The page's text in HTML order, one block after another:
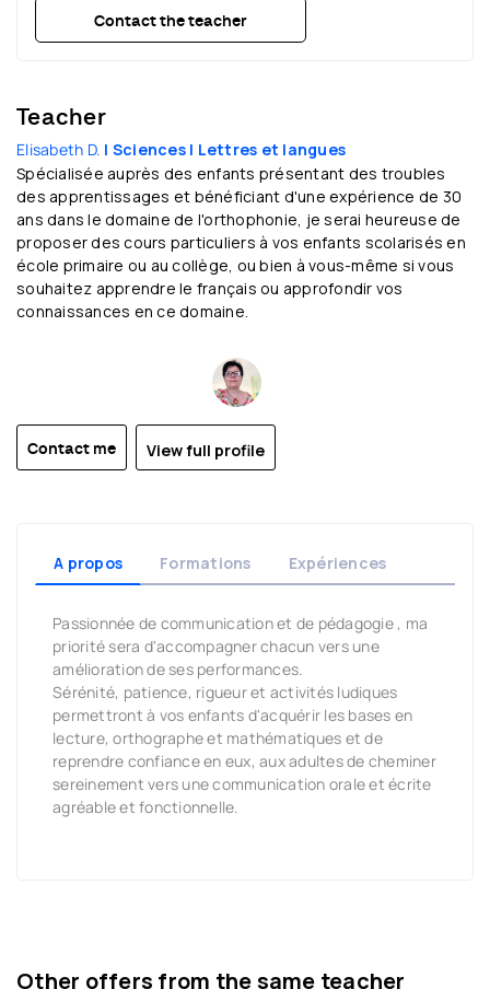
Contact the teacher
Teacher
Elisabeth D. | Sciences | Lettres et langues
Spécialisée auprès des enfants présentant des troubles
des apprentissages et bénéficiant d'une expérience de 30
ans dans le domaine de l'orthophonie, je serai heureuse de
proposer des cours particuliers à vos enfants scolarisés en
école primaire ou au collège, ou bien à vous-même si vous
souhaitez apprendre le français ou approfondir vos
connaissances en ce domaine.
Contact me View full profile
A propos Formations Expériences
Passionnée de communication et de pédagogie , ma
priorité sera d'accompagner chacun vers une
amélioration de ses performances.
Sérénité, patience, rigueur et activités ludiques
permettront à vos enfants d'acquérir les bases en
lecture, orthographe et mathématiques et de
reprendre confiance en eux, aux adultes de cheminer
sereinement vers une communication orale et écrite
agréable et fonctionnelle.
Other offers from the same teacher